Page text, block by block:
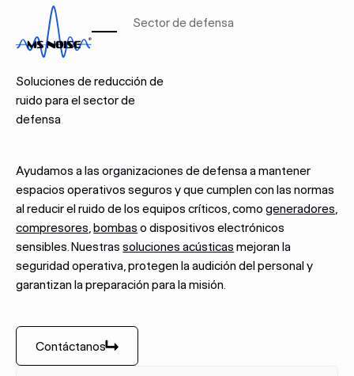
Sector de defensa
SECTOR DE DEFENSA
Soluciones de reducción de
ruido para el sector de
defensa
Ayudamos a las organizaciones de defensa a mantener
espacios operativos seguros y que cumplen con las normas
al reducir el ruido de los equipos críticos, comogeneradores
compresores ,bombas o dispositivos electrónicos
sensibles. Nuestrassoluciones acústicas mejoran la
seguridad operativa, protegen la audición del personal y
garantizan la preparación para la misión.
Contáctanos
Contáctanos